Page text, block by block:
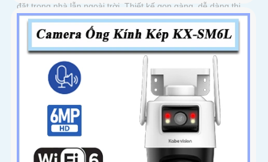
đặt trong nhà lẫn ngoài trời. Thiết kế gọn gàng, dễ dàng thi
công, tiết kiệm thời gian và chi phí cho người dùng